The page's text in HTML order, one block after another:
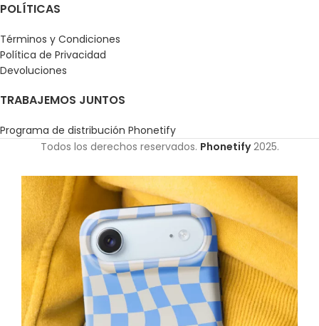
POLÍTICAS
Términos y Condiciones
Política de Privacidad
Devoluciones
TRABAJEMOS JUNTOS
Programa de distribución Phonetify
Todos los derechos reservados. Phonetify2025.